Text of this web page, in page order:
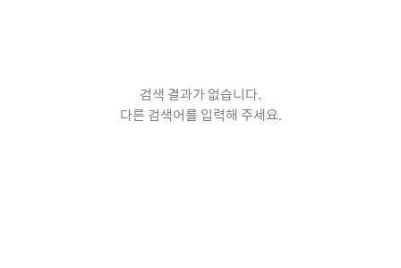
검색 결과가 없습니다.
다른 검색어를 입력해 주세요.